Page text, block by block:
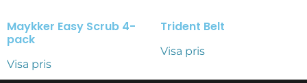
Maykker Easy Scrub 4-
pack
Visa pris
Trident Belt
Visa pris